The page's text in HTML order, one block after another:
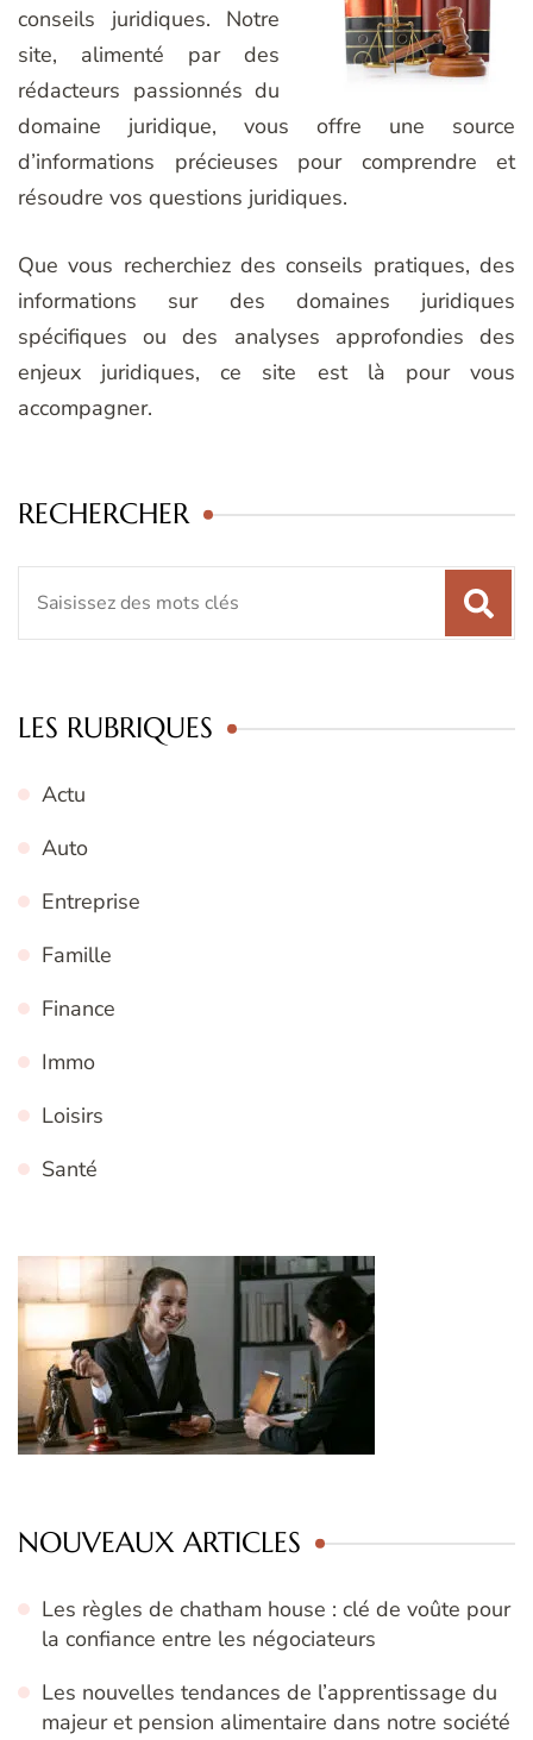
conseils juridiques. Notre
site, alimenté par des
rédacteurs passionnés du
domaine juridique, vous offre une source
d’informations précieuses pour comprendre et
résoudre vos questions juridiques.
Que vous recherchiez des conseils pratiques, des
informations sur des domaines juridiques
spécifiques ou des analyses approfondies des
enjeux juridiques, ce site est là pour vous
accompagner.
RECHERCHER
LES RUBRIQUES
Actu
Auto
Entreprise
Famille
Finance
Immo
Loisirs
Santé
NOUVEAUX ARTICLES
Les règles de chatham house : clé de voûte pour
la confiance entre les négociateurs
Les nouvelles tendances de l’apprentissage du
majeur et pension alimentaire dans notre société